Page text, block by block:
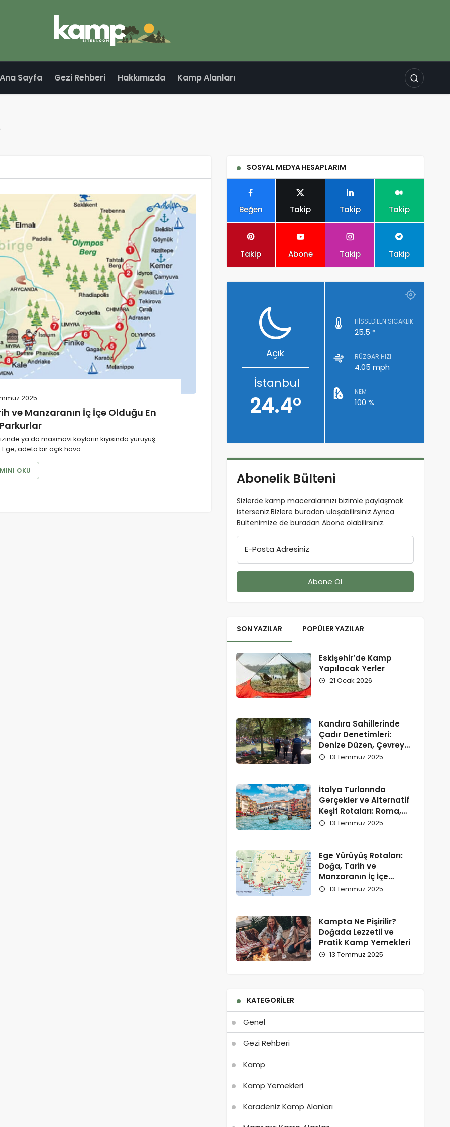
Sayfa Gezi Rehberi Hakkımızda Kamp Alanları
2025
ve Manzaranın İç İçe Olduğu En
ya da masmavi koyların kıyısında yürüyüş
adeta bir açık hava…
OKU
SOSYAL MEDYA HESAPLARIM
Beğen Takip Takip Takip
Takip Abone Takip Takip
Açık
İstanbul
24.4°
HISSEDILEN SICAKLIK
25.5 °
RÜZGAR HIZI
4.05 mph
NEM
100 %
Abonelik Bülteni
Sizlerde kamp maceralarınızı bizimle paylaşmak
isterseniz.Bizlere buradan ulaşabilirsiniz.Ayrıca
Bültenimize de buradan Abone olabilirsiniz.
E-Posta Adresiniz
SON YAZILAR POPÜLER YAZILAR
Eskişehir’de Kamp
Yapılacak Yerler
21 Ocak 2026
Kandıra Sahillerinde
Çadır Denetimleri:
Denize Düzen, Çevreye
Saygı13 Temmuz 2025
İtalya Turlarında
Gerçekler ve Alternatif
Keşif Rotaları: Roma,
Floransa, Milano ve
13 Temmuz 2025
Ege Yürüyüş Rotaları:
Doğa, Tarih ve
Manzaranın İç İçe
Olduğu En Güzel
13 Temmuz 2025
Kampta Ne Pişirilir?
Doğada Lezzetli ve
Pratik Kamp Yemekleri
13 Temmuz 2025
KATEGORILER
Genel
Gezi Rehberi
Kamp
Kamp Yemekleri
Karadeniz Kamp Alanları